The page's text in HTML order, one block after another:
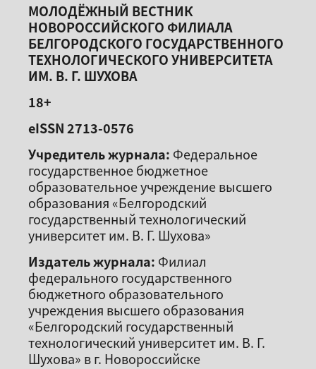
МОЛОДЁЖНЫЙ ВЕСТНИК
НОВОРОССИЙСКОГО ФИЛИАЛА
БЕЛГОРОДСКОГО ГОСУДАРСТВЕННОГО
ТЕХНОЛОГИЧЕСКОГО УНИВЕРСИТЕТА
ИМ. В. Г. ШУХОВА
18+
eISSN 2713-0576
Учредитель журнала: Федеральное
государственное бюджетное
образовательное учреждение высшего
образования «Белгородский
государственный технологический
университет им. В. Г. Шухова»
Издатель журнала: Филиал
федерального государственного
бюджетного образовательного
учреждения высшего образования
«Белгородский государственный
технологический университет им. В. Г.
Шухова» в г. Новороссийске